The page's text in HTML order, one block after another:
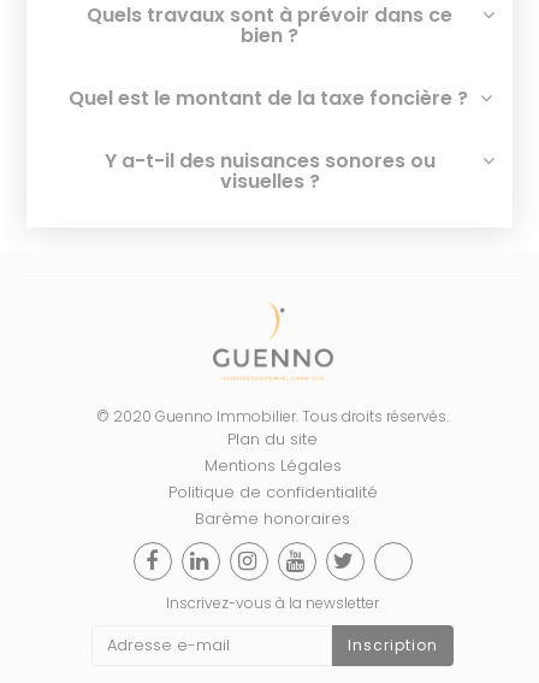
Quels travaux sont à prévoir dans ce
bien ?
Quel est le montant de la taxe foncière ?
Y a-t-il des nuisances sonores ou
visuelles ?
© 2020 Guenno Immobilier. Tous droits réservés.
Plan du site
Mentions Légales
Politique de confidentialité
Barème honoraires
Inscrivez-vous à la newsletter
Inscription